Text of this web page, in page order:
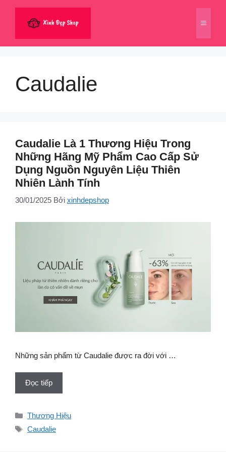
dung
Menu
Caudalie
Caudalie Là 1 Thương Hiệu Trong
Những Hãng Mỹ Phẩm Cao Cấp Sử
Dụng Nguồn Nguyên Liệu Thiên
Nhiên Lành Tính
30/01/2025 Bởi xinhdepshop
Những sản phẩm từ Caudalie được ra đời với …
Đọc tiếp
Danh
mục
Thương Hiệu
Thẻ
Caudalie